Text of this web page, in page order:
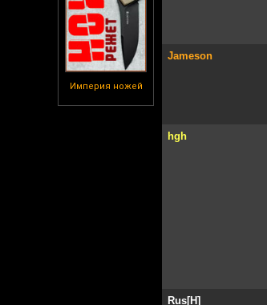
Империя ножей
Jameson
hgh
Rus[H]